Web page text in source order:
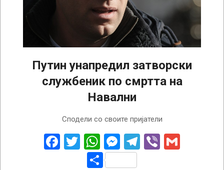
Путин унапредил затворски
службеник по смртта на
Навални
Сподели со своите пријатели
Facebook
Twitter
WhatsApp
Messenger
Telegram
Viber
Share